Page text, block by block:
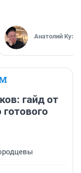
Анатолий
гайд от
готового